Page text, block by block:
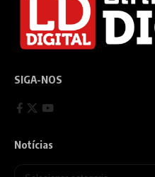
SIGA-NOS
Notícias